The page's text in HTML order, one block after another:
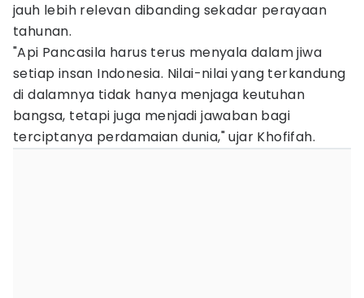
jauh lebih relevan dibanding sekadar perayaan
tahunan.
"Api Pancasila harus terus menyala dalam jiwa
setiap insan Indonesia. Nilai-nilai yang terkandung
di dalamnya tidak hanya menjaga keutuhan
bangsa, tetapi juga menjadi jawaban bagi
terciptanya perdamaian dunia," ujar Khofifah.